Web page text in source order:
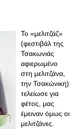
Το «μελιτζάζ»
(φεστιβάλ της
Τσακωνιάς
αφιερωμένο
στη μελιτζάνα,
την Τσακώνικη)
τελείωσε για
φέτος, μας
έμειναν όμως οι
μελιτζάνες.